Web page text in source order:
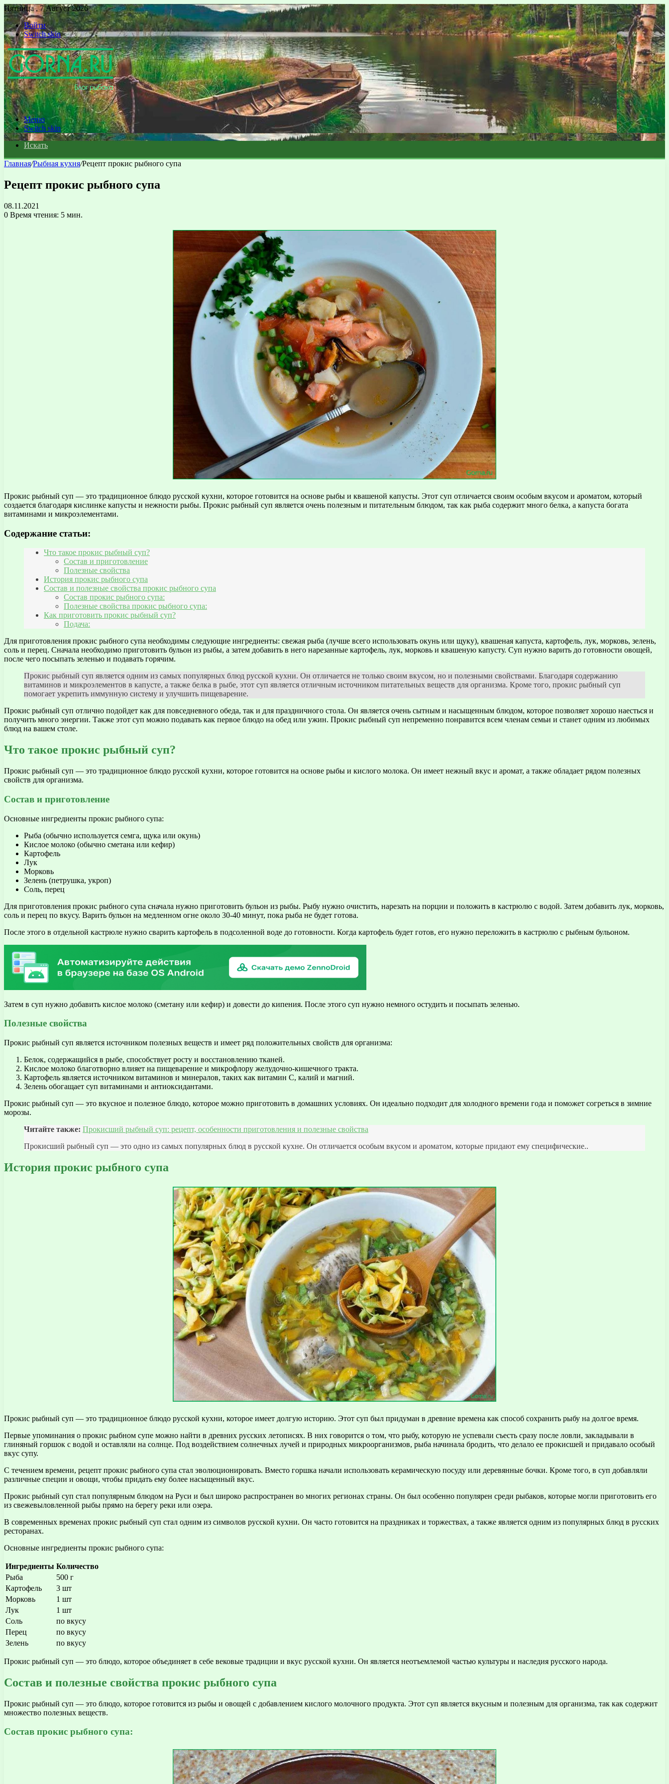
Пятница , 7 Август 2026
Войти
Switch skin
Меню
Switch skin
Искать
Главная/Рыбная кухня/Рецепт прокис рыбного супа
Рецепт прокис рыбного супа
08.11.2021
0 Время чтения: 5 мин.
Прокис рыбный суп — это традиционное блюдо русской кухни, которое готовится на основе рыбы и квашеной капусты. Этот суп отличается своим особым вкусом и ароматом, который
создается благодаря кислинке капусты и нежности рыбы. Прокис рыбный суп является очень полезным и питательным блюдом, так как рыба содержит много белка, а капуста богата
витаминами и микроэлементами.
Содержание статьи:
Что такое прокис рыбный суп?
Состав и приготовление
Полезные свойства
История прокис рыбного супа
Состав и полезные свойства прокис рыбного супа
Состав прокис рыбного супа:
Полезные свойства прокис рыбного супа:
Как приготовить прокис рыбный суп?
Подача:
Для приготовления прокис рыбного супа необходимы следующие ингредиенты: свежая рыба (лучше всего использовать окунь или щуку), квашеная капуста, картофель, лук, морковь, зелень,
соль и перец. Сначала необходимо приготовить бульон из рыбы, а затем добавить в него нарезанные картофель, лук, морковь и квашеную капусту. Суп нужно варить до готовности овощей,
после чего посыпать зеленью и подавать горячим.
Прокис рыбный суп является одним из самых популярных блюд русской кухни. Он отличается не только своим вкусом, но и полезными свойствами. Благодаря содержанию
витаминов и микроэлементов в капусте, а также белка в рыбе, этот суп является отличным источником питательных веществ для организма. Кроме того, прокис рыбный суп
помогает укрепить иммунную систему и улучшить пищеварение.
Прокис рыбный суп отлично подойдет как для повседневного обеда, так и для праздничного стола. Он является очень сытным и насыщенным блюдом, которое позволяет хорошо наесться и
получить много энергии. Также этот суп можно подавать как первое блюдо на обед или ужин. Прокис рыбный суп непременно понравится всем членам семьи и станет одним из любимых
блюд на вашем столе.
Что такое прокис рыбный суп?
Прокис рыбный суп — это традиционное блюдо русской кухни, которое готовится на основе рыбы и кислого молока. Он имеет нежный вкус и аромат, а также обладает рядом полезных
свойств для организма.
Состав и приготовление
Основные ингредиенты прокис рыбного супа:
Рыба (обычно используется семга, щука или окунь)
Кислое молоко (обычно сметана или кефир)
Картофель
Лук
Морковь
Зелень (петрушка, укроп)
Соль, перец
Для приготовления прокис рыбного супа сначала нужно приготовить бульон из рыбы. Рыбу нужно очистить, нарезать на порции и положить в кастрюлю с водой. Затем добавить лук, морковь,
соль и перец по вкусу. Варить бульон на медленном огне около 30-40 минут, пока рыба не будет готова.
После этого в отдельной кастрюле нужно сварить картофель в подсоленной воде до готовности. Когда картофель будет готов, его нужно переложить в кастрюлю с рыбным бульоном.
Затем в суп нужно добавить кислое молоко (сметану или кефир) и довести до кипения. После этого суп нужно немного остудить и посыпать зеленью.
Полезные свойства
Прокис рыбный суп является источником полезных веществ и имеет ряд положительных свойств для организма:
Белок, содержащийся в рыбе, способствует росту и восстановлению тканей.
Кислое молоко благотворно влияет на пищеварение и микрофлору желудочно-кишечного тракта.
Картофель является источником витаминов и минералов, таких как витамин С, калий и магний.
Зелень обогащает суп витаминами и антиоксидантами.
Прокис рыбный суп — это вкусное и полезное блюдо, которое можно приготовить в домашних условиях. Он идеально подходит для холодного времени года и поможет согреться в зимние
морозы.
Читайте также: Прокисший рыбный суп: рецепт, особенности приготовления и полезные свойства
Прокисший рыбный суп — это одно из самых популярных блюд в русской кухне. Он отличается особым вкусом и ароматом, которые придают ему специфические..
История прокис рыбного супа
Прокис рыбный суп — это традиционное блюдо русской кухни, которое имеет долгую историю. Этот суп был придуман в древние времена как способ сохранить рыбу на долгое время.
Первые упоминания о прокис рыбном супе можно найти в древних русских летописях. В них говорится о том, что рыбу, которую не успевали съесть сразу после ловли, закладывали в
глиняный горшок с водой и оставляли на солнце. Под воздействием солнечных лучей и природных микроорганизмов, рыба начинала бродить, что делало ее прокисшей и придавало особый
вкус супу.
С течением времени, рецепт прокис рыбного супа стал эволюционировать. Вместо горшка начали использовать керамическую посуду или деревянные бочки. Кроме того, в суп добавляли
различные специи и овощи, чтобы придать ему более насыщенный вкус.
Прокис рыбный суп стал популярным блюдом на Руси и был широко распространен во многих регионах страны. Он был особенно популярен среди рыбаков, которые могли приготовить его
из свежевыловленной рыбы прямо на берегу реки или озера.
В современных временах прокис рыбный суп стал одним из символов русской кухни. Он часто готовится на праздниках и торжествах, а также является одним из популярных блюд в русских
ресторанах.
Основные ингредиенты прокис рыбного супа:
Ингредиенты Количество
Рыба
500 г
Картофель
3 шт
Морковь
1 шт
Лук
1 шт
Соль
по вкусу
Перец
по вкусу
Зелень
по вкусу
Прокис рыбный суп — это блюдо, которое объединяет в себе вековые традиции и вкус русской кухни. Он является неотъемлемой частью культуры и наследия русского народа.
Состав и полезные свойства прокис рыбного супа
Прокис рыбный суп — это блюдо, которое готовится из рыбы и овощей с добавлением кислого молочного продукта. Этот суп является вкусным и полезным для организма, так как содержит
множество полезных веществ.
Состав прокис рыбного супа: